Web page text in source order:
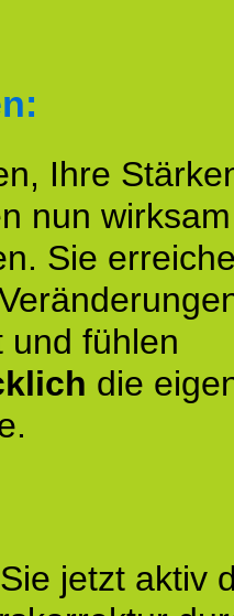
Ihre
nun wirksam
Sie
und fühlen
die
jetzt aktiv